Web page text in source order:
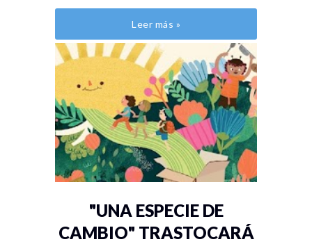
Leer más »
"UNA ESPECIE DE
CAMBIO" TRASTOCARÁ